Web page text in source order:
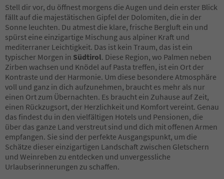
12
13
14
15
16
17
18
19
20
21
22
23
24
25
26
27
28
Stell dir vor, du öffnest morgens die Augen und dein erster Blick
fällt auf die majestätischen Gipfel der Dolomiten, die in der
Sonne leuchten. Du atmest die klare, frische Bergluft ein und
spürst eine einzigartige Mischung aus alpiner Kraft und
mediterraner Leichtigkeit. Das ist kein Traum, das ist ein
typischer Morgen in Südtirol. Diese Region, wo Palmen neben
Zirben wachsen und Knödel auf Pasta treffen, ist ein Ort der
Kontraste und der Harmonie. Um diese besondere Atmosphäre
voll und ganz in dich aufzunehmen, braucht es mehr als nur
einen Ort zum Übernachten. Es braucht ein Zuhause auf Zeit,
einen Rückzugsort, der Herzlichkeit und Komfort vereint. Genau
das findest du in den vielfältigen Hotels und Pensionen, die
über das ganze Land verstreut sind und dich mit offenen Armen
empfangen. Sie sind der perfekte Ausgangspunkt, um die
Schätze dieser einzigartigen Landschaft zwischen Gletschern
und Weinreben zu entdecken und unvergessliche
Urlaubserinnerungen zu schaffen.